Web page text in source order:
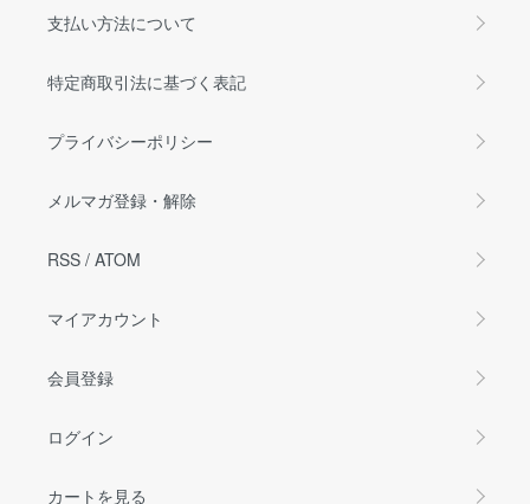
支払い方法について
特定商取引法に基づく表記
プライバシーポリシー
メルマガ登録・解除
RSS / ATOM
マイアカウント
会員登録
ログイン
カートを見る